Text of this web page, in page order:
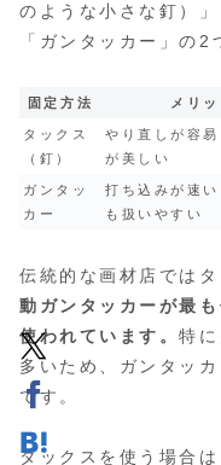
のような小さな釘）
「ガンタッカー」の2
固定方法 メリッ
タックス
（釘）
やり直しが容易
が美しい
ガンタッ
カー
打ち込みが速
も扱いやすい
伝統的な画材店では
動ガンタッカーが最
使われています。特
多いため、ガンタッ
です。
タックスを使う場合